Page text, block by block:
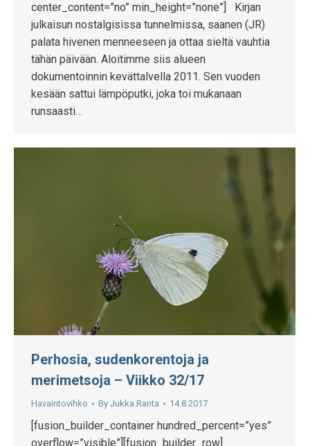
center_content=”no” min_height=”none”] Kirjan
julkaisun nostalgisissa tunnelmissa, saanen (JR)
palata hivenen menneeseen ja ottaa sieltä vauhtia
tähän päivään. Aloitimme siis alueen
dokumentoinnin kevättalvella 2011. Sen vuoden
kesään sattui lämpöputki, joka toi mukanaan
runsaasti…
Perhosia, sudenkorentoja ja
merimetsoja – Viikko 32/17
Havaintovihko By Jukka Ranta 14.8.2017
[fusion_builder_container hundred_percent=”yes”
overflow=”visible”][fusion_builder_row]